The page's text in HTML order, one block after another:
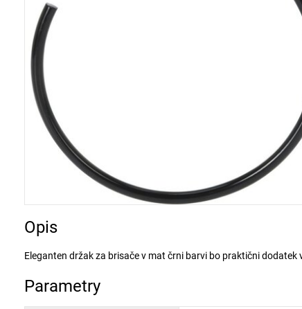
Opis
Eleganten držak za brisače v mat črni barvi bo praktični
Parametry